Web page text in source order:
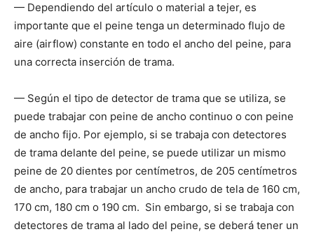
— Dependiendo del artículo o material a tejer, es
importante que el peine tenga un determinado flujo de
aire (airflow) constante en todo el ancho del peine, para
una correcta inserción de trama.
— Según el tipo de detector de trama que se utiliza, se
puede trabajar con peine de ancho continuo o con peine
de ancho fijo. Por ejemplo, si se trabaja con detectores
de trama delante del peine, se puede utilizar un mismo
peine de 20 dientes por centímetros, de 205 centímetros
de ancho, para trabajar un ancho crudo de tela de 160 cm,
170 cm, 180 cm o 190 cm. Sin embargo, si se trabaja con
detectores de trama al lado del peine, se deberá tener un